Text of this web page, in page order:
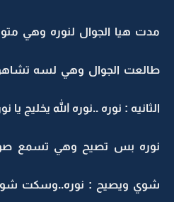
مدت هيا الجوال لنوره وهي
طالعت الجوال وهي لسه
الثانيه : نوره ..نوره الله يخليج يا
نوره بس تصيح وهي تسمع
شوي ويصيح : نوره..وسكت